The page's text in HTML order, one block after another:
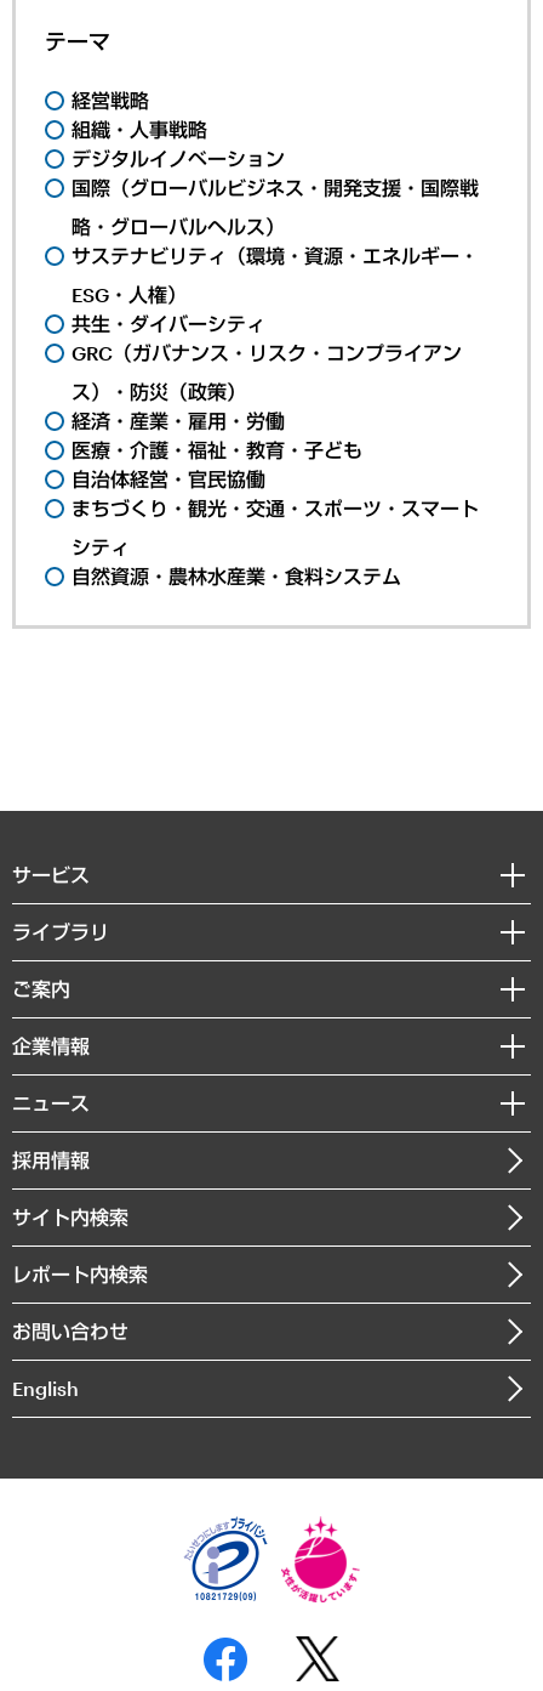
テーマ
経営戦略
組織・人事戦略
デジタルイノベーション
国際（グローバルビジネス・開発支援・国際戦
略・グローバルヘルス）
サステナビリティ（環境・資源・エネルギー・
ESG・人権）
共生・ダイバーシティ
GRC（ガバナンス・リスク・コンプライアン
ス）・防災（政策）
経済・産業・雇用・労働
医療・介護・福祉・教育・子ども
自治体経営・官民協働
まちづくり・観光・交通・スポーツ・スマート
シティ
自然資源・農林水産業・食料システム
サービス
経営戦略
組織・人事戦略
デジタルイノベーション
共生・ダイバーシティ
GRC（ガバナンス・リスク・コンプライアンス）・防災（政策）
経済・産業・雇用・労働
まちづくり・観光・交通・スポーツ・スマートシティ
自然資源・農林水産業・食料システム
ライブラリ
経済調査
レポート
コラム
経営用語集
受託・受注実績（官公庁関連）
メディア掲載・出演
ご案内
セミナー・イベント情報
MUFGビジネスセミナー
受託案件情報
企業情報
私たちの想い
社長メッセージ
会社概要
沿革
組織図・本部部室紹介
インドネシア現地法人
個人情報保護方針
反社会的勢力に対する基本方針
ニュース
ニュースリリース
お知らせ
採用情報
サイト内検索
レポート内検索
お問い合わせ
English